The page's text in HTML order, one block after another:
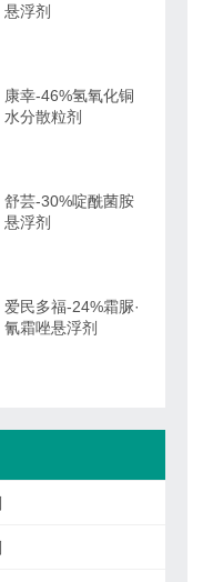
悬浮剂
康幸-46%氢氧化铜
水分散粒剂
舒芸-30%啶酰菌胺
悬浮剂
爱民多福-24%霜脲·
氰霜唑悬浮剂